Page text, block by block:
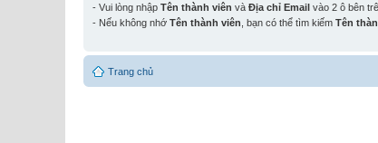
- Vui lòng nhập Tên thành viên và Địa chỉ Email vào 2 ô bên
- Nếu không nhớ Tên thành viên , bạn có thể tìm kiếm Tên
Trang chủ